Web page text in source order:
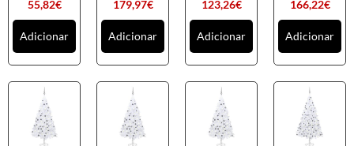
55,82€
Adicionar
179,97€
Adicionar
123,26€
Adicionar
166,22€
Adicionar